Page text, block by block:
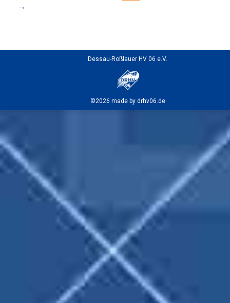
→
Dessau-Roßlauer HV 06 e.V.
©2026 made by drhv06.de